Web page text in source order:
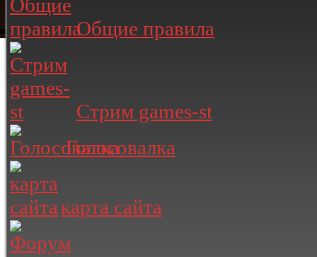
Общие правила
Стрим games-st
Голосовалка
карта сайта